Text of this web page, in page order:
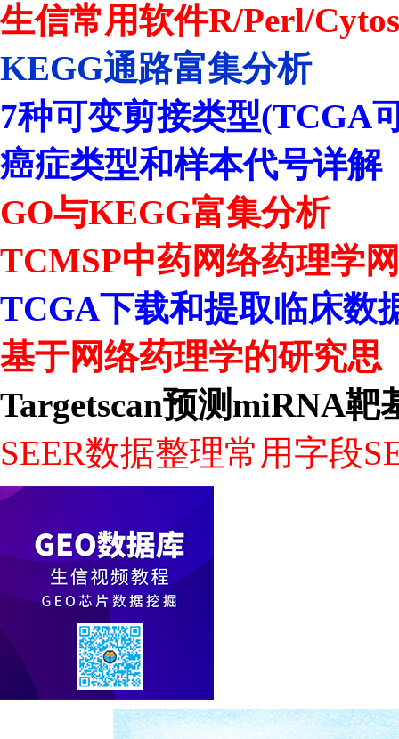
生信常用软件R/Perl/
KEGG通路富集分析
7种可变剪接类型(TCGA
癌症类型和样本代号详解
GO与KEGG富集分析
TCMSP中药网络药理学
TCGA下载和提取临床数
基于网络药理学的研究思
Targetscan预测miRNA靶
SEER数据整理常用字段